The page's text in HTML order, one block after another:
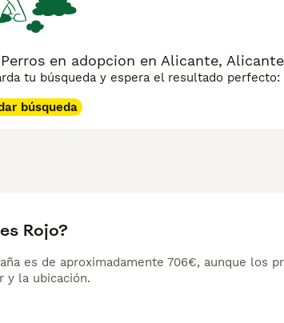
en adopcion en Alicante,
tu búsqueda y espera el resultado perfecto:
búsqueda
Rojo?
es de aproximadamente 706€, aunque los
y la ubicación.